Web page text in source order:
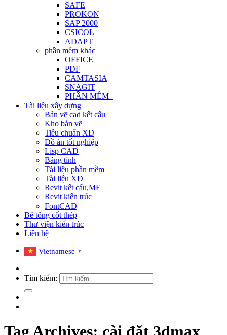
SAFE
PROKON
SAP 2000
CSICOL
ADAPT
phần mềm khác
OFFICE
PDF
CAMTASIA
SNAGIT
PHẦN MỀM+
Tài liệu xây dựng
Bản vẽ cad kết cấu
Kho bản vẽ
Tiêu chuẩn XD
Đồ án tốt nghiệp
Lisp CAD
Bảng tính
Tài liệu phần mềm
Tài liệu XD
Revit kết cấu,ME
Revit kiến trúc
FontCAD
Bê tông cốt thép
Thư viện kiến trúc
Liên hệ
Vietnamese ▼
Tìm kiếm:
Tag Archives: cài đặt 3dmax